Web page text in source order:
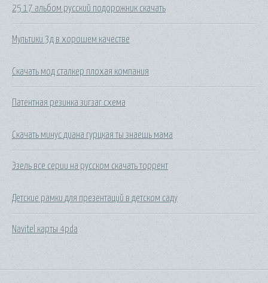
25 17 альбом русский подорожник скачать
Мультики 3д в хорошем качестве
Скачать мод сталкер плохая компания
Патентная резинка зигзаг схема
Скачать минус диана гурцкая ты знаешь мама
Эзель все серии на русском скачать торрент
Детские рамки для презентаций в детском саду
Navitel карты 4pda